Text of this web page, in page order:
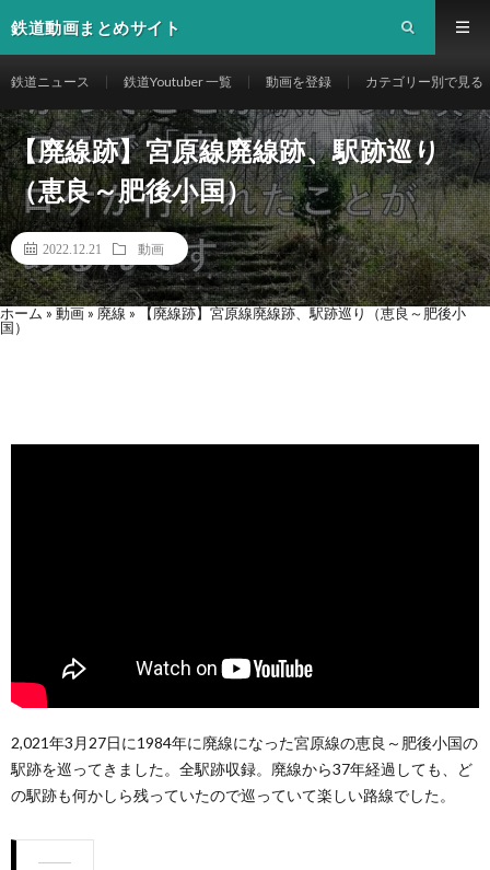
鉄道動画まとめサイト
鉄道ニュース 鉄道Youtuber 一覧 動画を登録 カテゴリー別で見る
【廃線跡】宮原線廃線跡、駅跡巡り
（恵良～肥後小国）
2022.12.21 動画
ホーム » 動画 » 廃線 » 【廃線跡】宮原線廃線跡、駅跡巡り（恵良～肥後小
国）
2,021年3月27日に1984年に廃線になった宮原線の恵良～肥後小国の
駅跡を巡ってきました。全駅跡収録。廃線から37年経過しても、ど
の駅跡も何かしら残っていたので巡っていて楽しい路線でした。